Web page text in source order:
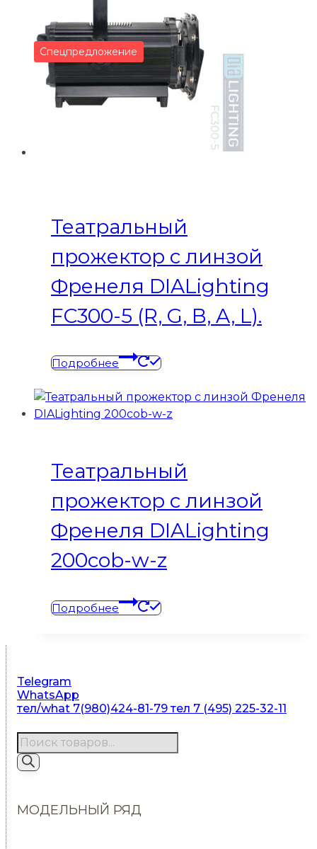
Cпецпредложение
Театральный
прожектор с линзой
Френеля DIALighting
FC300-5 (R, G, B, A, L).
Подробнее
Театральный
прожектор с линзой
Френеля DIALighting
200cob-w-z
Подробнее
Telegram
WhatsApp
тел/what 7(980)424-81-79тел 7 (495) 225-32-11
Поиск
товаров
МОДЕЛЬНЫЙ РЯД